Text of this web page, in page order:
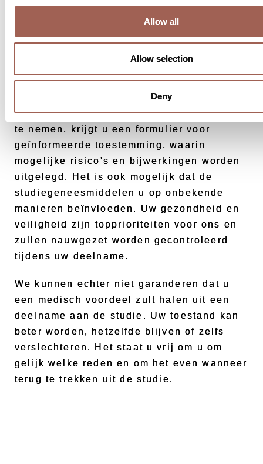
Allow all
Allow selection
Deny
Wat moet ik nog meer
weten?
mogelijke risico's wanneer u de
studiebehandeling neemt. Als u in
aanmerking komt en ervoor kiest om deel
te nemen, krijgt u een formulier voor
geïnformeerde toestemming, waarin
mogelijke risico's en bijwerkingen worden
uitgelegd. Het is ook mogelijk dat de
studiegeneesmiddelen u op onbekende
manieren beïnvloeden. Uw gezondheid en
veiligheid zijn topprioriteiten voor ons en
zullen nauwgezet worden gecontroleerd
tijdens uw deelname.
We kunnen echter niet garanderen dat u
een medisch voordeel zult halen uit een
deelname aan de studie. Uw toestand kan
beter worden, hetzelfde blijven of zelfs
verslechteren. Het staat u vrij om u om
gelijk welke reden en om het even wanneer
terug te trekken uit de studie.